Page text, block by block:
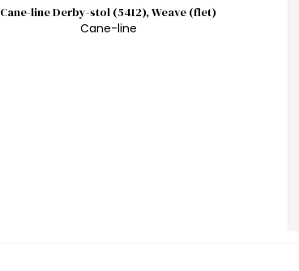
Cane-line Derby-stol (5412), Weave (flet)
Cane-line